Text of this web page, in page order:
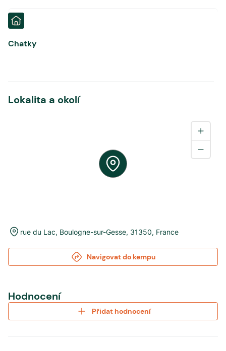
Chatky
Lokalita a okolí
rue du Lac, Boulogne-sur-Gesse, 31350, France
Navigovat do kempu
Hodnocení
Přidat hodnocení